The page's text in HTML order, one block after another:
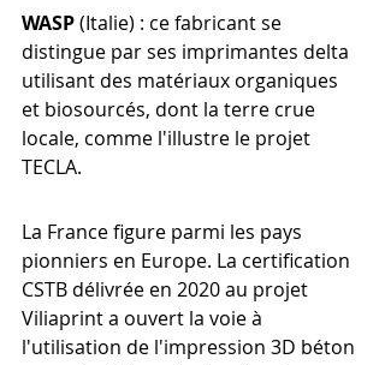
WASP (Italie) : ce fabricant se
distingue par ses imprimantes delta
utilisant des matériaux organiques
et biosourcés, dont la terre crue
locale, comme l'illustre le projet
TECLA.
La France figure parmi les pays
pionniers en Europe. La certification
CSTB délivrée en 2020 au projet
Viliaprint a ouvert la voie à
l'utilisation de l'impression 3D béton